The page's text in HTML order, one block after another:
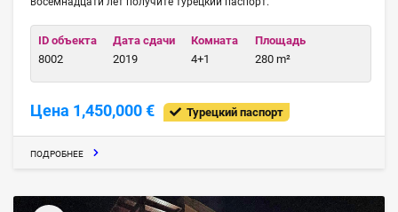
ID объекта
8002
Дата сдачи
2019
Комната
4+1
Площадь
280 m²
Цена 1,450,000 € Турецкий паспорт
ПОДРОБНЕЕ